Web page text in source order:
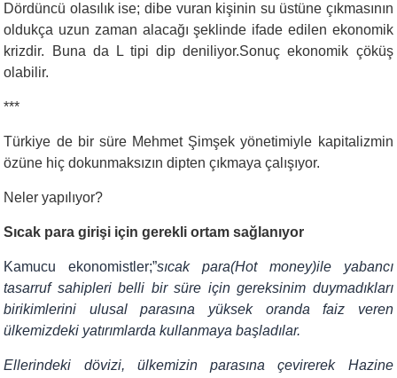
Dördüncü olasılık ise; dibe vuran kişinin su üstüne çıkmasının
oldukça uzun zaman alacağı şeklinde ifade edilen ekonomik
krizdir. Buna da L tipi dip deniliyor.Sonuç ekonomik çöküş
olabilir.
***
Türkiye de bir süre Mehmet Şimşek yönetimiyle kapitalizmin
özüne hiç dokunmaksızın dipten çıkmaya çalışıyor.
Neler yapılıyor?
Sıcak para girişi için gerekli ortam sağlanıyor
Kamucu ekonomistler;”sıcak para(Hot money)ile
yabancı
tasarruf sahipleri belli bir süre için gereksinim duy­madıkları
birikimlerini ulusal parasına yüksek oranda faiz veren
ülkemizdeki yatırımlarda kullanmaya başladılar.
Ellerin­deki dövizi, ülkemizin parasına çevirerek Hazine